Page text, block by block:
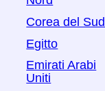
Corea del Sud
Egitto
Emirati Arabi
Uniti